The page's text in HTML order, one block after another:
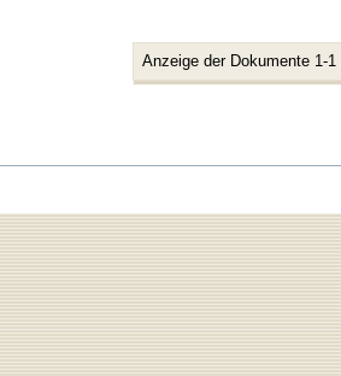
Anzeige der Dokumente 1-1